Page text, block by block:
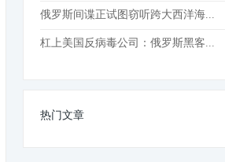
俄罗斯间谍正试图窃听跨大西洋海...
杠上美国反病毒公司：俄罗斯黑客...
热门文章